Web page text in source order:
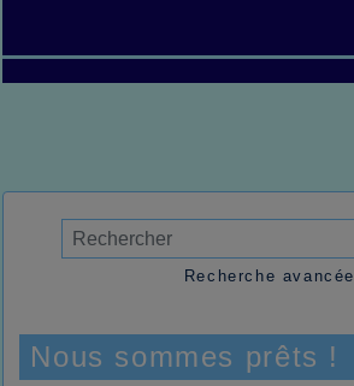
Recherche avancée
Nous sommes prêts !